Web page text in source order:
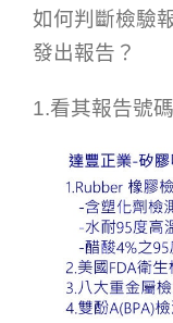
如何判斷檢驗
發出報告？
1.看其報告號